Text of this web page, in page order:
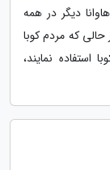
دیگر در همه
که مردم کوبا
نمایند،